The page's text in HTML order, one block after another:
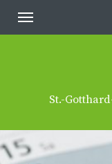
St.-